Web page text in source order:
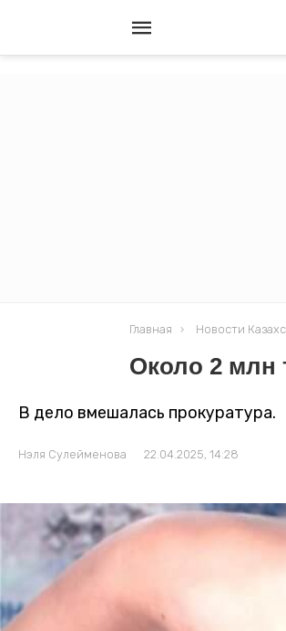
Главная Новости
Около 2 млн
В дело вмешалась прокуратура.
Нэля Сулейменова 22.04.2025, 14:28